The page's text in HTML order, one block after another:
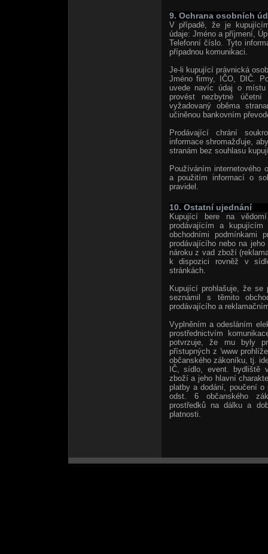
9. Ochrana osobních
V případě, že je
údaje: Jméno a příjmení,
Telefonní číslo. Tyto
případnou komunikaci.
Je-li kupující právnická
Jméno firmy, IČO, DIČ.
uvede navíc údaj o
provést nezbytné
vyžadovaný oběma
učiněnou bankovním
Prodávající chrání
informace shromažďuje,
stranám bez souhlasu
Používáním internetového
a použitím informací o
pravidel.
10. Ostatní ujednání
Kupující bere na
prodávajícím a
obchodními
prodávajícího nebo na
nároku z vad zboží
k dispozici rovněž v
stránkách.
Kupující prohlašuje, že se
seznámil s těmito
prodávajícího a
Vyplněním a odesláním
prostřednictvím
potvrzuje, že mu byly
přístupných z 'www
občanského zákoníku, tj.
IČ, sídlo, event. bydliště
zboží a jeho hlavní
platby a dodání, poučení
odst. 6 občanského
prostředků na dálku a
platnosti.